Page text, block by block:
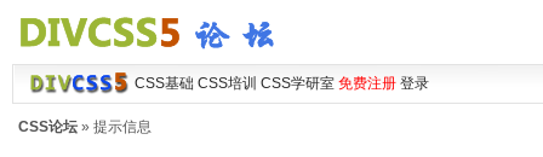
CSS基础 CSS培训 CSS学研室 免费注册 登录
CSS论坛» 提示信息